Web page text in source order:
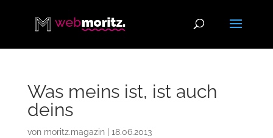
Was meins ist, ist auch
deins
von moritz.magazin| 18.06.2013